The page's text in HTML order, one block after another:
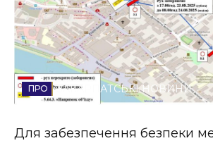
Соціум
Спорт
Стиль життя
ЗАКАРПАТСЬКІ НОВИНИ
Для забезпечення безпеки